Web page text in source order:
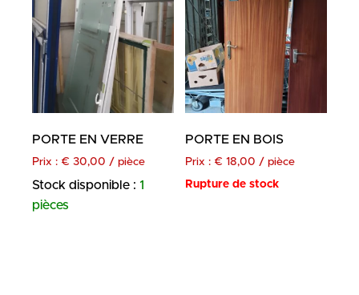
PORTE EN VERRE
Prix : € 30,00 / pièce
Stock disponible : 1
pièces
PORTE EN BOIS
Prix : € 18,00 / pièce
Rupture de stock